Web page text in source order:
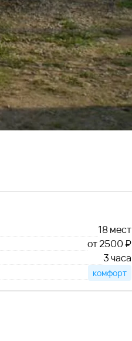
18 мест
от 2500 ₽
3 часа
комфорт